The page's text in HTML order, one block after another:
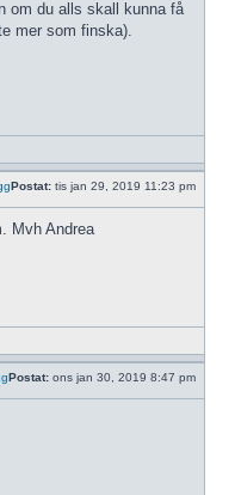
om du alls skall kunna få
mer som finska).
Postat: tis jan 29, 2019 11:23 pm
Mvh Andrea
Postat: ons jan 30, 2019 8:47 pm